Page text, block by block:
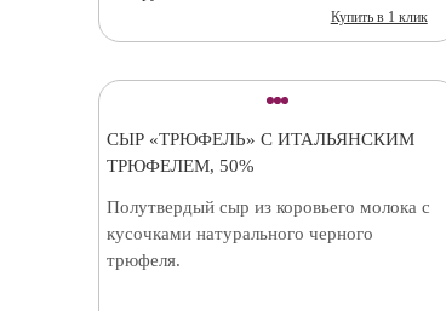
Купить в 1 клик
СЫР «ТРЮФЕЛЬ» С ИТАЛЬЯНСКИМ
ТРЮФЕЛЕМ, 50%
Полутвердый сыр из коровьего молока с
кусочками натурального черного
трюфеля.